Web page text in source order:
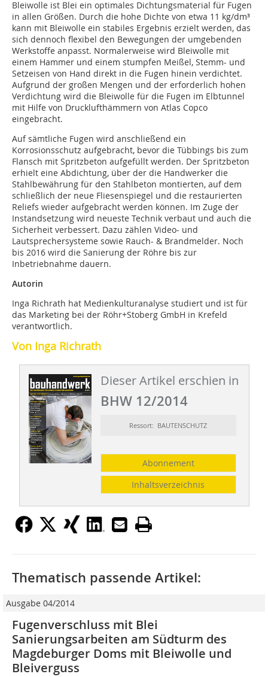
Bleiwolle ist Blei ein optimales Dichtungsmaterial für Fugen
in allen Größen. Durch die hohe Dichte von etwa 11 kg/dm³
kann mit Bleiwolle ein stabiles Ergebnis erzielt werden, das
sich dennoch flexibel den Bewegungen der umgebenden
Werkstoffe anpasst. Normalerweise wird Bleiwolle mit
einem Hammer und einem stumpfen Meißel, Stemm- und
Setzeisen von Hand direkt in die Fugen hinein verdichtet.
Aufgrund der großen Mengen und der erforderlich hohen
Verdichtung wird die Bleiwolle für die Fugen im Elbtunnel
mit Hilfe von Drucklufthämmern von Atlas Copco
eingebracht.
Auf sämtliche Fugen wird anschließend ein
Korrosionsschutz aufgebracht, bevor die Tübbings bis zum
Flansch mit Spritzbeton aufgefüllt werden. Der Spritzbeton
erhielt eine Abdichtung, über der die Handwerker die
Stahlbewährung für den Stahlbeton montierten, auf dem
schließlich der neue Fliesenspiegel und die restaurierten
Reliefs wieder aufgebracht werden können. Im Zuge der
Instandsetzung wird neueste Technik verbaut und auch die
Sicherheit verbessert. Dazu zählen Video- und
Lautsprechersysteme sowie Rauch- & Brandmelder. Noch
bis 2016 wird die Sanierung der Röhre bis zur
Inbetriebnahme dauern.
Autorin
Inga Richrath hat Medienkulturanalyse studiert und ist für
das Marketing bei der Röhr+Stoberg GmbH in Krefeld
verantwortlich.
Von Inga Richrath
Dieser Artikel erschien in
BHW 12/2014
Ressort: BAUTENSCHUTZ
Abonnement
Inhaltsverzeichnis
Thematisch passende Artikel:
Ausgabe 04/2014
Fugenverschluss mit Blei
Sanierungsarbeiten am Südturm des
Magdeburger Doms mit Bleiwolle und
Bleiverguss